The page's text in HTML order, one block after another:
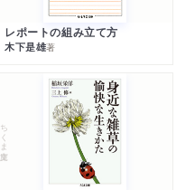
レポートの組み立て方
木下是雄著
ちくま文庫